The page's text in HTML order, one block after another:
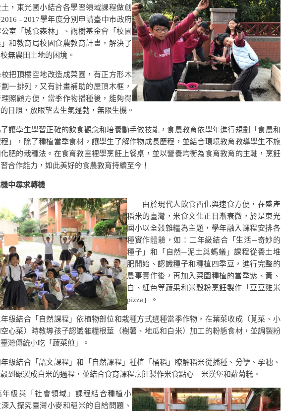
，東光國小結合各學習領域課程做創
- 2017學年度分別申請臺中市政府
室「城食森林」、觀樹基金會「校園
和教育局校園食農教育計畫，解決了
無農田土地的困境。
頂樓空地改造成菜園，有正方形木
一排列，又有計畫補助的屋頂木框，
照顧方便，當季作物播種後，能夠得
日照，放眼望去生氣蓬勃，無限生機。
學生學習正確的飲食觀念和培養動手做技能，食農教育依學年進行規劃「食農和
」，除了種植當季食材，讓學生了解作物成長歷程，並結合環境教育教導學生不施
肥的栽種法。在食育教室裡學烹飪上餐桌，並以營養均衡為食育教育的主軸，烹飪
合作能力，如此美好的食農教育持續至今！
中尋求轉機
由於現代人飲食西化與速食方便，在盛產
稻米的臺灣，米食文化正日漸衰微，於是東光
國小以全榖雜糧為主題，學年融入課程安排各
種實作體驗，如：二年級結合「生活─奇妙的
種子」和「自然─泥土與螞蟻」課程從養土堆
肥開始、認識種子和種植四季豆，進行完整的
農事實作後，再加入菜園種植的當季紫、黃、
白、紅色等蔬果和米穀粉烹飪製作「豆豆雞米
pizza」。
結合「自然課程」依植物部位和栽種方式選種當季作物，在葉菜收成（莧菜、小
空心菜）時教導孩子認識雜糧根莖（樹薯、地瓜和白米）加工的粉態食材，並調製粉
灣傳統小吃「蔬菜煎」。
結合「語文課程」和「自然課程」種植「桶稻」瞭解稻米從播種、分孼、孕穗、
到碾製成白米的過程，並結合食育課程烹飪製作米食點心—米漢堡和蘿蔔糕。
與「社會領域」課程結合種植小
入探究臺灣小麥和稻米的自給問題、